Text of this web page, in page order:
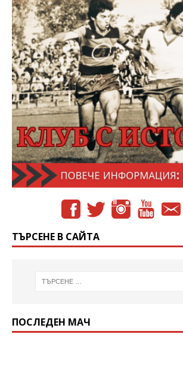
ТЪРСЕНЕ В САЙТА
ПОСЛЕДЕН МАЧ